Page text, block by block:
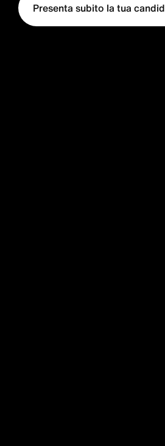
Presenta subito la tua